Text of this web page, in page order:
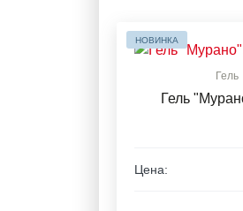
НОВИНКА
Гель
Гель
Цена: